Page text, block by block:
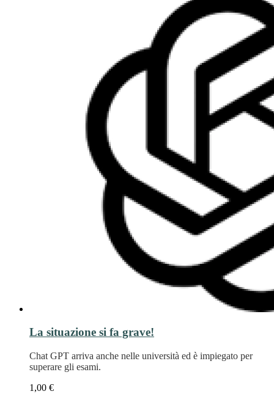
La situazione si fa grave!
Chat GPT arriva anche nelle università ed è impiegato per
superare gli esami.
1,00 €